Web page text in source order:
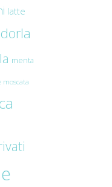
latte
menta
moscata